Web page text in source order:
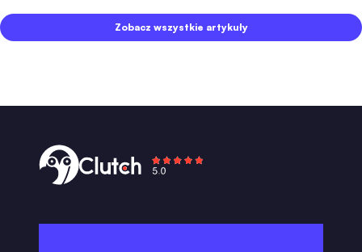
Zobacz wszystkie artykuły